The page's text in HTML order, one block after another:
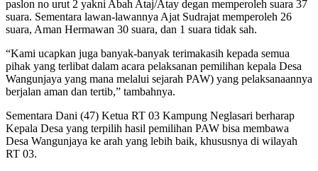
paslon no urut 2 yakni Abah Ataj/Atay degan memperoleh suara 37
suara. Sementara lawan-lawannya Ajat Sudrajat memperoleh 26
suara, Aman Hermawan 30 suara, dan 1 suara tidak sah.
“Kami ucapkan juga banyak-banyak terimakasih kepada semua
pihak yang terlibat dalam acara pelaksanan pemilihan kepala Desa
Wangunjaya yang mana melalui sejarah PAW) yang pelaksanaannya
berjalan aman dan tertib,” tambahnya.
Sementara Dani (47) Ketua RT 03 Kampung Neglasari berharap
Kepala Desa yang terpilih hasil pemilihan PAW bisa membawa
Desa Wangunjaya ke arah yang lebih baik, khususnya di wilayah
RT 03.